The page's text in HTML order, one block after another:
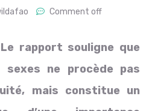
Comment off
rapport souligne que
sexes ne procède pas
mais constitue un